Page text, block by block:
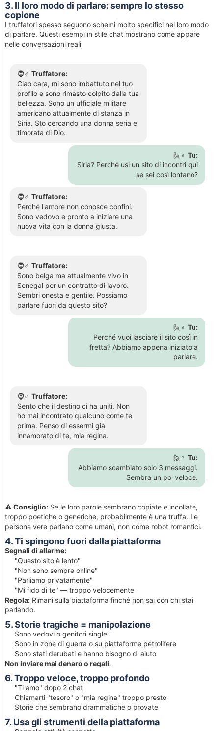
3. Il loro modo di parlare: sempre lo stesso
copione
I truffatori spesso seguono schemi molto specifici nel loro modo
di parlare. Questi esempi in stile chat mostrano come appare
nelle conversazioni reali.
🧔♂️ Truffatore:
Ciao cara, mi sono imbattuto nel tuo
profilo e sono rimasto colpito dalla tua
bellezza. Sono un ufficiale militare
americano attualmente di stanza in
Siria. Sto cercando una donna seria e
timorata di Dio.
🙋♀️ Tu:
Siria? Perché usi un sito di incontri qui
se sei così lontano?
🧔♂️ Truffatore:
Perché l'amore non conosce confini.
Sono vedovo e pronto a iniziare una
nuova vita con la donna giusta.
🧔♂️ Truffatore:
Sono belga ma attualmente vivo in
Senegal per un contratto di lavoro.
Sembri onesta e gentile. Possiamo
parlare fuori da questo sito?
🙋♀️ Tu:
Perché vuoi lasciare il sito così in
fretta? Abbiamo appena iniziato a
parlare.
🧔♂️ Truffatore:
Sento che il destino ci ha uniti. Non
ho mai incontrato qualcuno come te
prima. Penso di essermi già
innamorato di te, mia regina.
🙋♀️ Tu:
Abbiamo scambiato solo 3 messaggi.
Sembra un po' veloce.
⚠️ Consiglio: Se le loro parole sembrano copiate e incollate,
troppo poetiche o generiche, probabilmente è una truffa. Le
persone vere parlano come umani, non come robot romantici.
4. Ti spingono fuori dalla piattaforma
Segnali di allarme:
"Questo sito è lento"
"Non sono sempre online"
"Parliamo privatamente"
"Mi fido di te" — troppo velocemente
Regola: Rimani sulla piattaforma finché non sai con chi stai
parlando.
5. Storie tragiche = manipolazione
Sono vedovi o genitori single
Sono in zone di guerra o su piattaforme petrolifere
Sono stati derubati e hanno bisogno di aiuto
Non inviare mai denaro o regali.
6. Troppo veloce, troppo profondo
"Ti amo" dopo 2 chat
Chiamarti "tesoro" o "mia regina" troppo presto
Storie che sembrano drammatiche o provate
7. Usa gli strumenti della piattaforma